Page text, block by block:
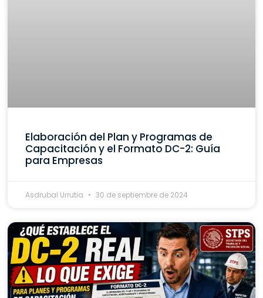
Elaboración del Plan y Programas de
Capacitación y el Formato DC-2: Guía
para Empresas
Asdrubal Urrutia 30 de septiembre de 2024